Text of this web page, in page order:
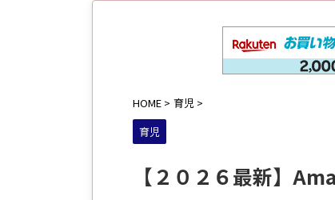
HOME > 育児 >
育児
【２０２６最新】